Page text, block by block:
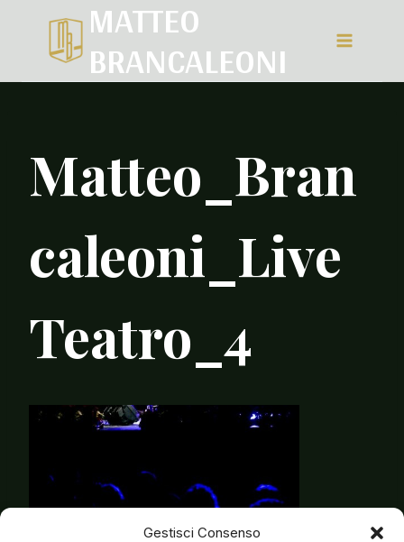
Gestisci Consenso
MATTEO
BRANCALEONI
Matteo_Bran
caleoni_Live
Teatro_4